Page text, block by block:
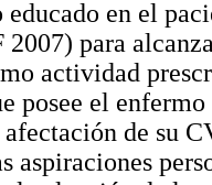
en el
para
actividad
posee el
de su
aspiraciones